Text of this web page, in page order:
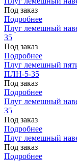
Под заказ
Подробнее
Плуг лемешный
35
Под заказ
Подробнее
Плуг лемешный
ПЛН-5-35
Под заказ
Подробнее
Плуг лемешный
35
Под заказ
Подробнее
Плуг лемешный
Под заказ
Подробнее